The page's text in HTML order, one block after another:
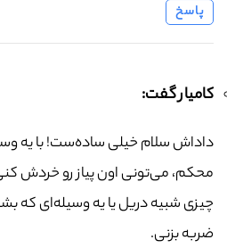
پاسخ
کامیار گفت:
داداش سلام خیلی ساده‌ست! با یه
محکم، می‌تونی اون پیاز رو خردش
چیزی شبیه دریل یا یه وسیله‌ای که
ضربه بزنی.